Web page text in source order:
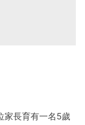
家長育有一名5歲